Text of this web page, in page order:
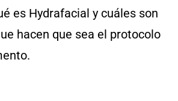
es Hydrafacial y cuáles son
hacen que sea el protocolo